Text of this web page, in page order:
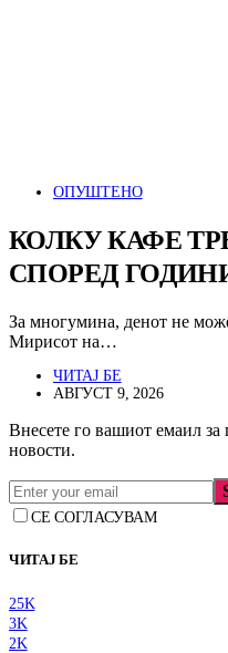
ОПУШТЕНО
КОЛКУ КАФЕ
СПОРЕД
За многумина, денот не
Мирисот на…
ЧИТАЈ БЕ
АВГУСТ 9, 2026
Внесете го вашиот емаил
новости.
СЕ СОГЛАСУВАМ
ЧИТАЈ БЕ
25K
3K
2K